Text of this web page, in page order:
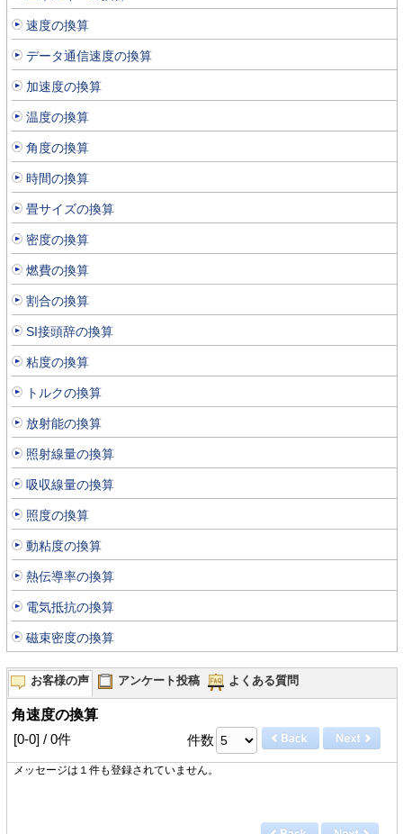
速度の換算
データ通信速度の換算
加速度の換算
温度の換算
角度の換算
時間の換算
畳サイズの換算
密度の換算
燃費の換算
割合の換算
SI接頭辞の換算
粘度の換算
トルクの換算
放射能の換算
照射線量の換算
吸収線量の換算
照度の換算
動粘度の換算
熱伝導率の換算
電気抵抗の換算
磁束密度の換算
お客様の声 アンケート投稿 よくある質問
角速度の換算
[0-0] / 0件 件数
メッセージは１件も登録されていません。